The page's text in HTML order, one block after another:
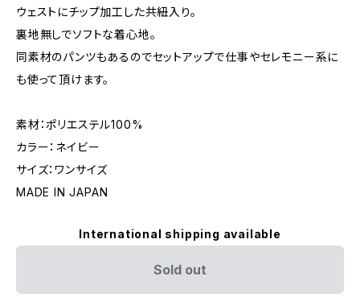
ウェストにチップ加工した共紐入り。
裏地無しでソフトな着心地。
同素材のパンツもあるのでセットアップで仕事やセレモニー系に
も使って頂けます。
素材：ポリエステル100%
カラー：ネイビー
サイズ：ワンサイズ
MADE IN JAPAN
International shipping available
Sold out